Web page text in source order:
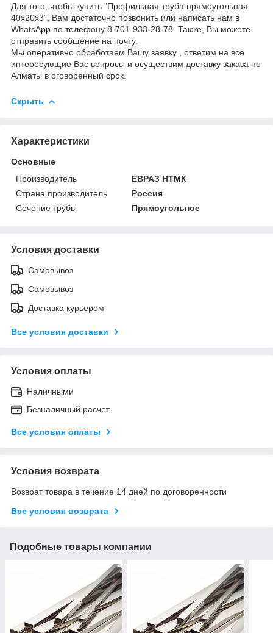
Для того, чтобы купить "Профильная труба прямоугольная
40х20х3", Вам достаточно позвонить или написать нам в
WhatsApp по телефону 8-701-933-28-78. Также, Вы можете
отправить сообщение на почту.
Мы оперативно обработаем Вашу заявку , ответим на все
интересующие Вас вопросы и осуществим доставку заказа по
Алматы в оговоренный срок.
Скрыть
Характеристики
Основные
Производитель
ЕВРАЗ НТМК
Страна производитель
Россия
Сечение трубы
Прямоугольное
Условия доставки
Самовывоз
Самовывоз
Доставка курьером
Все условия доставки
Условия оплаты
Наличными
Безналичный расчет
Все условия оплаты
Условия возврата
Возврат товара в течение 14 дней по договоренности
Все условия возврата
Подобные товары компании